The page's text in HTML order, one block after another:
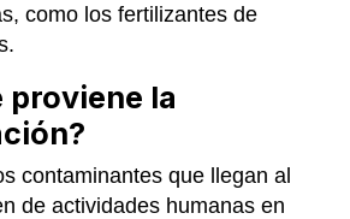
como los fertilizantes de
proviene la
contaminantes que llegan al
de actividades humanas en